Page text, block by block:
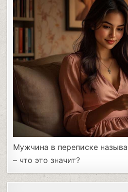
Мужчина в переписке
– что это значит?